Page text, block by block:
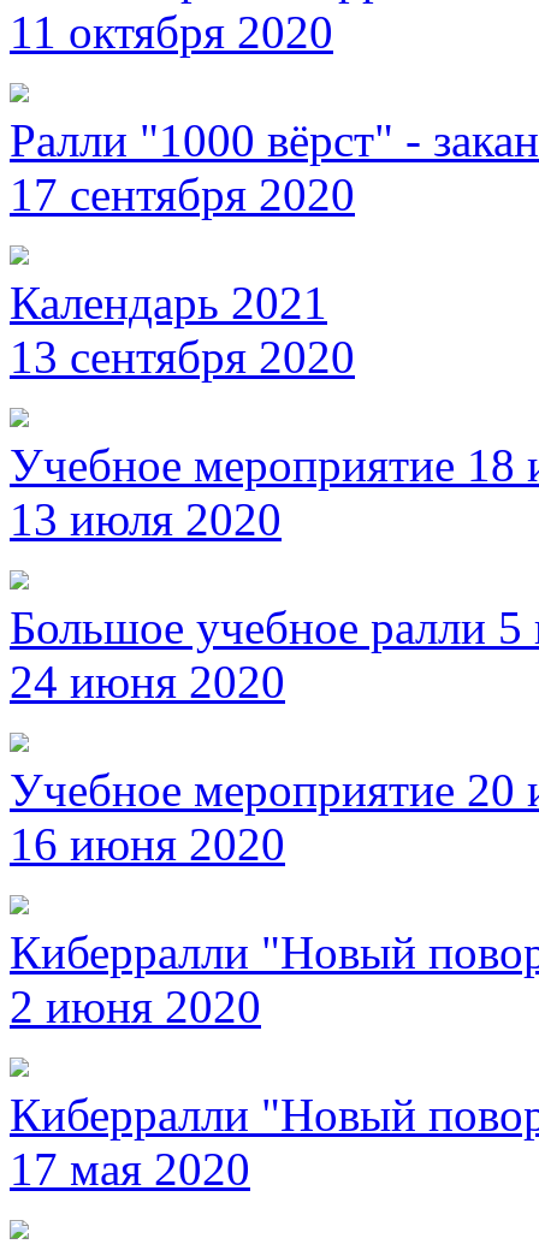
11 октября 2020
Ралли "1000 вёрст" -
17 сентября 2020
Календарь 2021
13 сентября 2020
Учебное мероприятие 18
13 июля 2020
Большое учебное ралли
24 июня 2020
Учебное мероприятие 20
16 июня 2020
Киберралли "Новый
2 июня 2020
Киберралли "Новый
17 мая 2020